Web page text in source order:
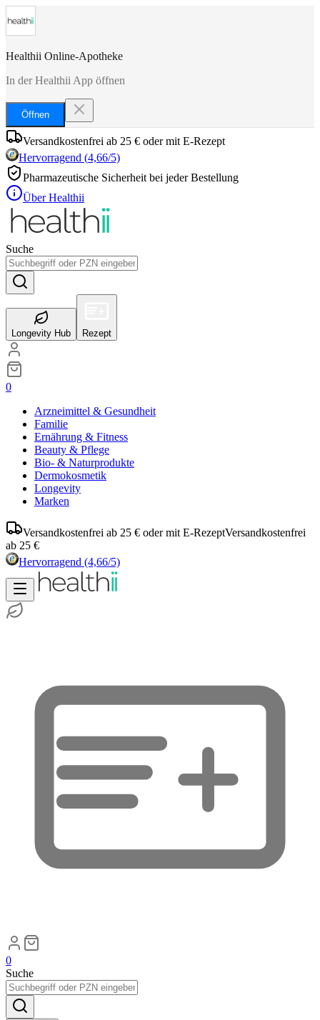
Healthii Online-Apotheke
In der Healthii App öffnen
Öffnen
Versandkostenfrei ab 25 € oder mit E-Rezept
Hervorragend (4,66/5)
Pharmazeutische Sicherheit bei jeder Bestellung
Über Healthii
Suche
Longevity Hub Rezept
0
Arzneimittel & Gesundheit
Familie
Ernährung & Fitness
Beauty & Pflege
Bio- & Naturprodukte
Dermokosmetik
Longevity
Marken
Versandkostenfrei ab 25 € oder mit E-RezeptVersandkostenfrei
ab 25 €
Hervorragend (4,66/5)
0
Suche